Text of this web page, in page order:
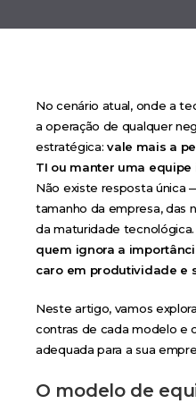
No cenário atual, onde a
a operação de qualquer
estratégica:vale mais a
TI ou manter uma
Não existe resposta única
tamanho da empresa, das
da maturidade
quem ignora a
caro em produtividade e
Neste artigo, vamos
contras de cada modelo e
adequada para a sua
O modelo de